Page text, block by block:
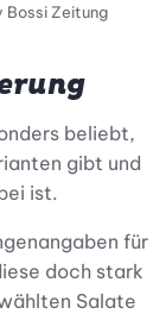
Bossi Zeitung
beliebt,
gibt und
ist.
für
doch stark
Salate